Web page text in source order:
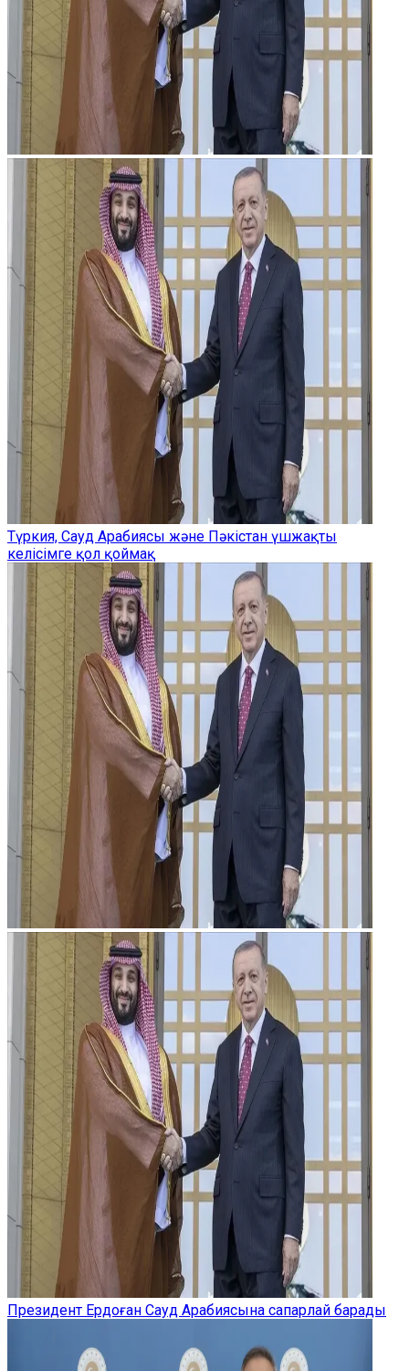
Түркия, Сауд Арабиясы және Пәкістан үшжақты
келісімге қол қоймақ
Президент Ердоған Сауд Арабиясына сапарлай барады